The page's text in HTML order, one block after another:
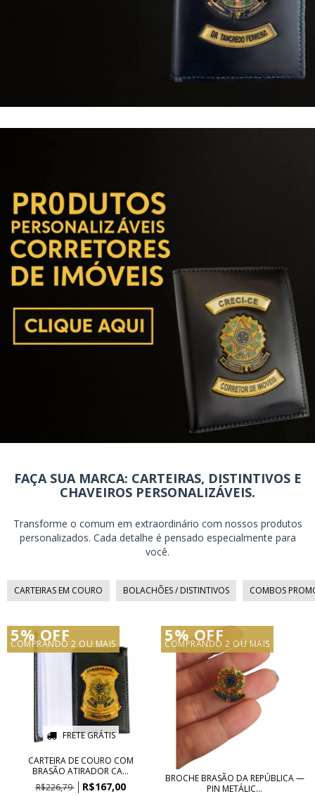
FAÇA SUA MARCA: CARTEIRAS, DISTINTIVOS E
CHAVEIROS PERSONALIZÁVEIS.
Transforme o comum em extraordinário com nossos produtos
personalizados. Cada detalhe é pensado especialmente para
você.
CARTEIRAS EM COURO BOLACHÕES / DISTINTIVOS COMBOS
5% OFF
COMPRANDO 2 OU MAIS
FRETE GRÁTIS
CARTEIRA DE COURO COM
BRASÃO ATIRADOR CA...
R$226,79
R$167,00
5% OFF
COMPRANDO 2 OU MAIS
BROCHE BRASÃO DA REPÚBLICA —
PIN METÁLIC...